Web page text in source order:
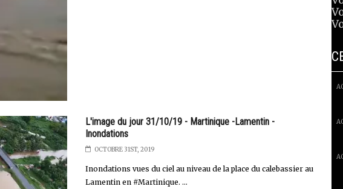
L'image du jour 31/10/19 - Martinique -Lamentin -
Inondations
OCTOBRE 31ST, 2019
Inondations vues du ciel au niveau de la place du calebassier au
Lamentin en #Martinique. ...